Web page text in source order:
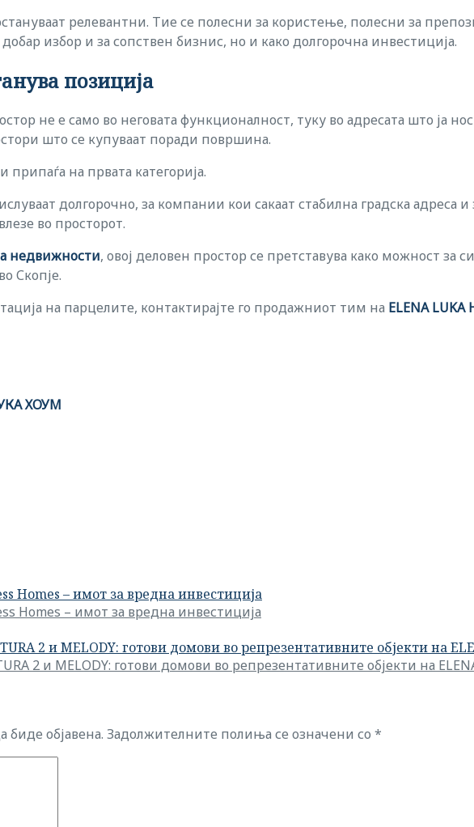
релевантни. Тие се полесни за користење, полесни за
избор и за сопствен бизнис, но и како долгорочна инвестиција.
позиција
не е само во неговата функционалност, туку во адресата што ја
што се купуваат поради површина.
на првата категорија.
долгорочно, за компании кои сакаат стабилна градска адреса
во просторот.
недвижности, овој деловен простор се претставува како можност за
Скопје.
на парцелите, контактирајте го продажниот тим на ELENA LUKA
ХОУМ
Homes – имот за вредна инвестиција
Homes – имот за вредна инвестиција
2 и MELODY: готови домови во репрезентативните објекти на
2 и MELODY: готови домови во репрезентативните објекти на
биде објавена. Задолжителните полиња се означени со *